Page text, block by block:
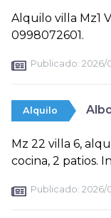
Alquilo villa Mz1
0998072601.
Publicado: 2026/
Alquilo
Mz 22 villa 6,
cocina, 2 patios.
Publicado: 2026/